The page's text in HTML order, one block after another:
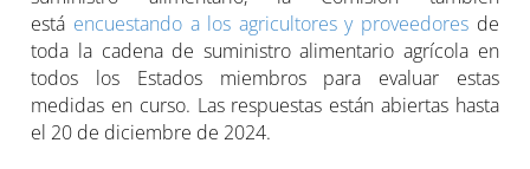
está encuestando a los agricultores y proveedores de
toda la cadena de suministro alimentario agrícola en
todos los Estados miembros para evaluar estas
medidas en curso. Las respuestas están abiertas hasta
el 20 de diciembre de 2024.